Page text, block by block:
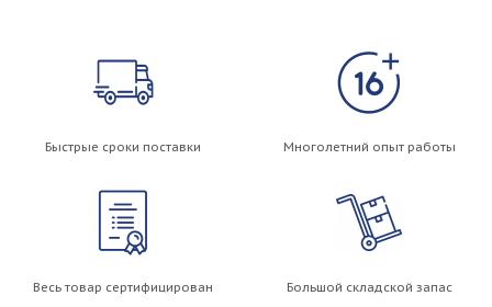
Быстрые сроки поставки Многолетний опыт работы
Весь товар сертифицирован Большой складской запас